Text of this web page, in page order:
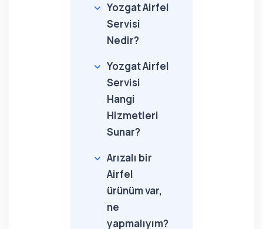
Yozgat Airfel
Servisi
Nedir?
Yozgat Airfel
Servisi
Hangi
Hizmetleri
Sunar?
Arızalı bir
Airfel
ürünüm var,
ne
yapmalıyım?